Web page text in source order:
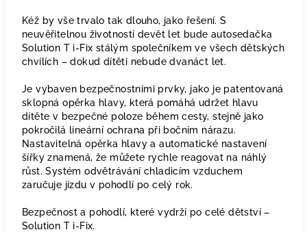
Kéž by vše trvalo tak dlouho, jako řešení. S
neuvěřitelnou životností devět let bude autosedačka
Solution T i-Fix stálým společníkem ve všech dětských
chvílích – dokud dítěti nebude dvanáct let.
Je vybaven bezpečnostními prvky, jako je patentovaná
sklopná opěrka hlavy, která pomáhá udržet hlavu
dítěte v bezpečné poloze během cesty, stejně jako
pokročilá lineární ochrana při bočním nárazu.
Nastavitelná opěrka hlavy a automatické nastavení
šířky znamená, že můžete rychle reagovat na náhlý
růst. Systém odvětrávání chladicím vzduchem
zaručuje jízdu v pohodlí po celý rok.
Bezpečnost a pohodlí, které vydrží po celé dětství –
Solution T i-Fix.